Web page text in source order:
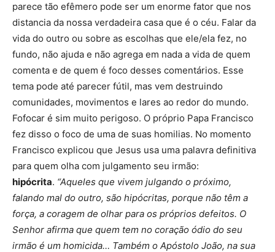
parece tão efêmero pode ser um enorme fator que nos
distancia da nossa verdadeira casa que é o céu. Falar da
vida do outro ou sobre as escolhas que ele/ela fez, no
fundo, não ajuda e não agrega em nada a vida de quem
comenta e de quem é foco desses comentários. Esse
tema pode até parecer fútil, mas vem destruindo
comunidades, movimentos e lares ao redor do mundo.
Fofocar é sim muito perigoso. O próprio Papa Francisco
fez disso o foco de uma de suas homilias. No momento
Francisco explicou que Jesus usa uma palavra definitiva
para quem olha com julgamento seu irmão:
hipócrita. “Aqueles que vivem julgando o próximo,
falando mal do outro, são hipócritas, porque não têm a
força, a coragem de olhar para os próprios defeitos. O
Senhor afirma que quem tem no coração ódio do seu
irmão é um homicida… Também o Apóstolo João, na sua